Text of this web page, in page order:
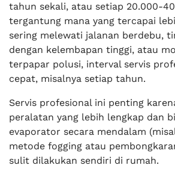
tahun sekali, atau setiap 20.000-
tergantung mana yang tercapai
sering melewati jalanan berdebu,
dengan kelembapan tinggi, atau
terpapar polusi, interval servis
cepat, misalnya setiap tahun.
Servis profesional ini penting
peralatan yang lebih lengkap dan
evaporator secara mendalam
metode fogging atau
sulit dilakukan sendiri di rumah.